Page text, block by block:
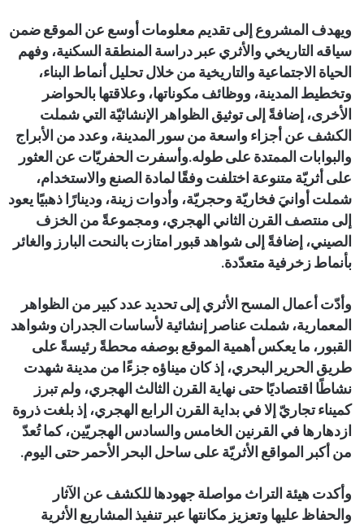
ويهدف المشروع إلى تقديم معلومات أوسع عن الموقع ضمن
سياقه التاريخي والأثري عبر دراسة المنطقة السكنية، وفهم
الحياة الاجتماعية والتاريخية من خلال تحليل أنماط البناء،
وتخطيط المدينة، ووظائف مكوناتها، وعلاقتها بالحواضر
الأخرى، إضافةً إلى توثيق الظواهر الإنشائيّة التي شملت
الكشف عن أجزاء واسعة من سور المدينة، وعدد من الأبراج
والبوابات الممتدة على طوله.وأسفرت الحفريّات عن العثور
على أثريّة متنوعة اختلفت وفقًا لمادة الصنع والاستخدام،
شملت أوانيَ فخاريّة وحجريّة، وأدوات زينة، ودينارًا ذهبيًا يعود
إلى منتصف القرن الثاني الهجري، ومجموعةً من الخزف
الصيني، إضافةً إلى شواهد قبور امتازت بالنحت البارز والغائر
بأنماط زخرفية متعدّدة.
وأدّت أعمال المسح الأثري إلى تحديد عدد كبير من الظواهر
المعمارية، شملت عناصر إنشائية لأساسات الجدران وشواهد
القبور، ما يعكس أهمية الموقع بوصفه محطةً رئيسةً على
طريق الحرير البحري، إذ كان ميناؤه جزءًا من مدينة شهدت
نشاطًا اقتصاديًا حتى نهاية القرن الثالث الهجري، ولم تبرز
كميناء تجاريّ إلا في بداية القرن الرابع الهجري، إذ بلغت ذروة
ازدهارها في القرنين الخامس والسادس الهجريّين، كما تُعدّ
من أكبر المواقع الأثريّة على ساحل البحر الأحمر حتى اليوم.
وأكدت هيئة التراث مواصلة جهودها للكشف عن الآثار
والحفاظ عليها وتعزيز مكانتها عبر تنفيذ المشاريع الأثرية